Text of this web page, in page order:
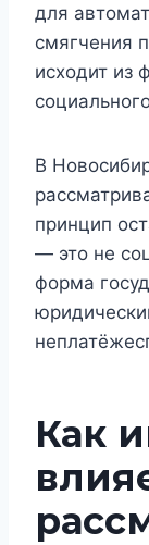
для
смягчения
исходит из
В
принцип
— это не
форма
Как